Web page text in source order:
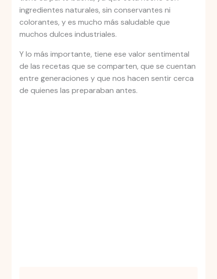
ingredientes naturales, sin conservantes ni
colorantes, y es mucho más saludable que
muchos dulces industriales.
Y lo más importante, tiene ese valor sentimental
de las recetas que se comparten, que se cuentan
entre generaciones y que nos hacen sentir cerca
de quienes las preparaban antes.